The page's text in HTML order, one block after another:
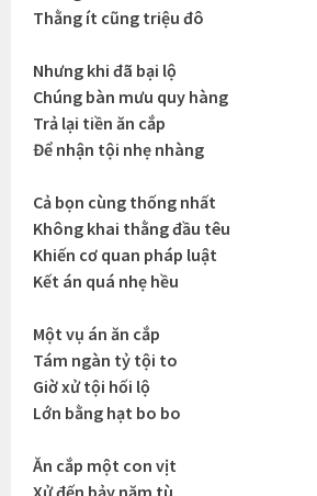
Thằng ít cũng triệu đô
Nhưng khi đã bại lộ
Chúng bàn mưu quy hàng
Trả lại tiền ăn cắp
Để nhận tội nhẹ nhàng
Cả bọn cùng thống nhất
Không khai thằng đầu têu
Khiến cơ quan pháp luật
Kết án quá nhẹ hều
Một vụ án ăn cắp
Tám ngàn tỷ tội to
Giờ xử tội hối lộ
Lớn bằng hạt bo bo
Ăn cắp một con vịt